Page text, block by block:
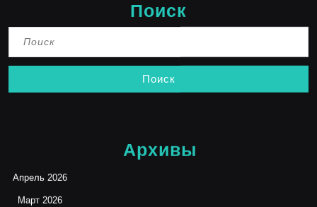
Поиск
Архивы
Апрель 2026
Март 2026